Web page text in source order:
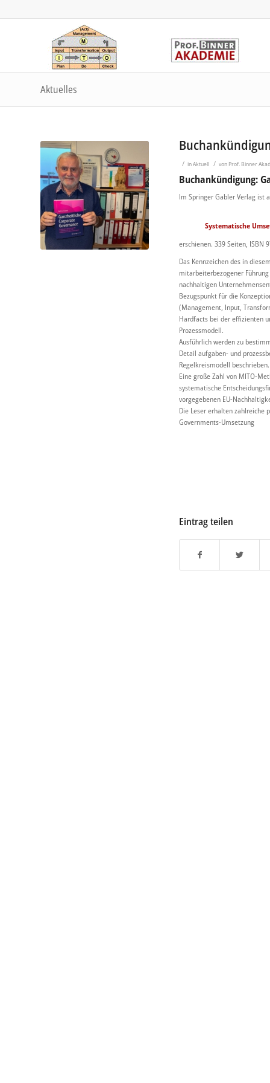
Aktuelles
/ inAktuell / von Prof. Binner
Buchankündigung:
Im Springer Gabler Verlag ist
Systematische
erschienen. 339 Seiten, ISBN
Das Kennzeichen des in
mitarbeiterbezogener
nachhaltigen
Bezugspunkt für die
(Management, Input,
Hardfacts bei der effizienten
Prozessmodell.
Ausführlich werden zu
Detail aufgaben- und
Regelkreismodell beschrieben.
Eine große Zahl von MITO-
systematische
vorgegebenen EU-
Die Leser erhalten zahlreiche
Governments-Umsetzung
Eintrag teilen